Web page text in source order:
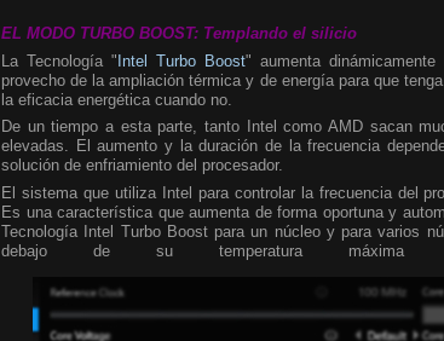
EL MODO TURBO BOOST: Templando el silicio
La Tecnología "Intel Turbo Boost" aumenta
provecho de la ampliación térmica y de energía para que
la eficacia energética cuando no.
De un tiempo a esta parte, tanto Intel como AMD sacan
elevadas. El aumento y la duración de la frecuencia
solución de enfriamiento del procesador.
El sistema que utiliza Intel para controlar la frecuencia del
Es una característica que aumenta de forma oportuna y
Tecnología Intel Turbo Boost para un núcleo y para varios
debajo de su temperatura